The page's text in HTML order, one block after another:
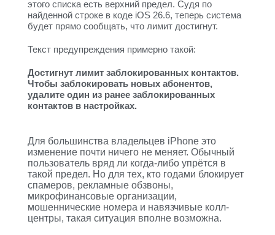
этого списка есть верхний предел. Судя по
найденной строке в коде iOS 26.6, теперь система
будет прямо сообщать, что лимит достигнут.
Текст предупреждения примерно такой:
Достигнут лимит заблокированных контактов.
Чтобы заблокировать новых абонентов,
удалите один из ранее заблокированных
контактов в настройках.
Для большинства владельцев iPhone это
изменение почти ничего не меняет. Обычный
пользователь вряд ли когда-либо упрётся в
такой предел. Но для тех, кто годами блокирует
спамеров, рекламные обзвоны,
микрофинансовые организации,
мошеннические номера и навязчивые колл-
центры, такая ситуация вполне возможна.